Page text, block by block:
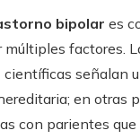
bipolar es
factores.
señalan
en otras
con parientes